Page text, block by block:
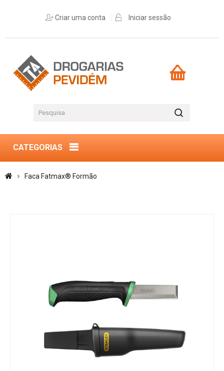
Criar uma conta Iniciar sessão
CATEGORIAS
Faca Fatmax® Formão